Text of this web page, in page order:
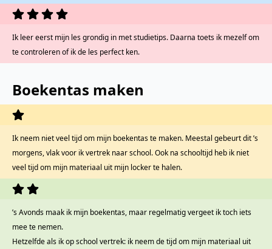
Ik leer eerst mijn les grondig in met studietips. Daarna toets ik mezelf om
te controleren of ik de les perfect ken.
Boekentas maken
Ik neem niet veel tijd om mijn boekentas te maken. Meestal gebeurt dit ’s
morgens, vlak voor ik vertrek naar school. Ook na schooltijd heb ik niet
veel tijd om mijn materiaal uit mijn locker te halen.
’s Avonds maak ik mijn boekentas, maar regelmatig vergeet ik toch iets
mee te nemen.
Hetzelfde als ik op school vertrek: ik neem de tijd om mijn materiaal uit